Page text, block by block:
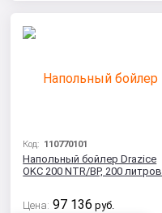
Код: 110770101
Напольный бойлер Drazice
OKC 200 NTR/BP, 200 литров
Цена: 97 136 руб.